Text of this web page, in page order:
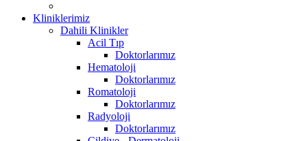
Kliniklerimiz
Dahili Klinikler
Acil Tıp
Doktorlarımız
Hematoloji
Doktorlarımız
Romatoloji
Doktorlarımız
Radyoloji
Doktorlarımız